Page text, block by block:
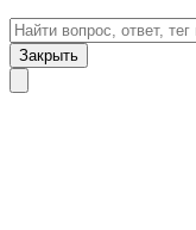
Закрыть